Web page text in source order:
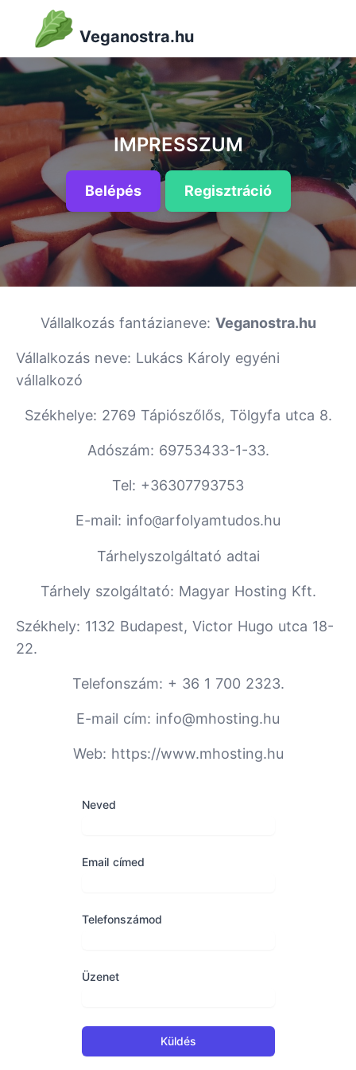
Veganostra.hu
IMPRESSZUM
Belépés Regisztráció
Vállalkozás fantázianeve: Veganostra.hu
Vállalkozás neve: Lukács Károly egyéni
vállalkozó
Székhelye: 2769 Tápiószőlős, Tölgyfa utca 8.
Adószám: 69753433-1-33.
Tel: +36307793753
E-mail: info@arfolyamtudos.hu
Tárhelyszolgáltató adtai
Tárhely szolgáltató: Magyar Hosting Kft.
Székhely: 1132 Budapest, Victor Hugo utca 18-
22.
Telefonszám: + 36 1 700 2323.
E-mail cím: info@mhosting.hu
Web: https://www.mhosting.hu
Neved
Email címed
Telefonszámod
Üzenet
Küldés